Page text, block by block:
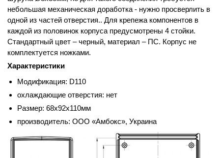
небольшая механическая доработка - нужно просверлить в
одной из частей отверстия.. Для крепежа компонентов в
каждой из половинок корпуса предусмотрены 4 стойки.
Стандартный цвет – черный, материал – ПС. Корпус не
комплектуется ножками.
Характеристики
Модификация: D110
охлаждающие отверстия: нет
Размер: 68x92x110мм
производитель: ООО «Амбокс», Украина